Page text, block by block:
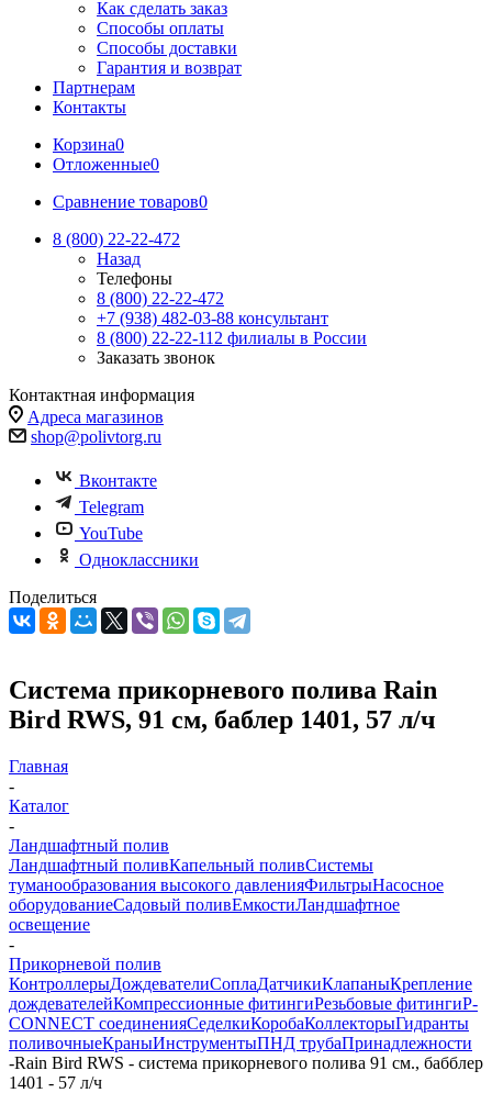
Как сделать заказ
Способы оплаты
Способы доставки
Гарантия и возврат
Партнерам
Контакты
Корзина0
Отложенные0
Сравнение товаров0
8 (800) 22-22-472
Назад
Телефоны
8 (800) 22-22-472
+7 (938) 482-03-88 консультант
8 (800) 22-22-112 филиалы в России
Заказать звонок
Контактная информация
Адреса магазинов
shop@polivtorg.ru
Вконтакте
Telegram
YouTube
Одноклассники
Поделиться
Система прикорневого полива Rain
Bird RWS, 91 см, баблер 1401, 57 л/ч
Главная
-
Каталог
-
Ландшафтный полив
Ландшафтный поливКапельный поливСистемы
туманообразования высокого давленияФильтрыНасосное
оборудованиеСадовый поливЕмкостиЛандшафтное
освещение
-
Прикорневой полив
КонтроллерыДождевателиСоплаДатчикиКлапаныКрепление
дождевателейКомпрессионные фитингиРезьбовые фитингиP-
CONNECT соединенияСеделкиКоробаКоллекторыГидранты
поливочныеКраныИнструментыПНД трубаПринадлежности
-Rain Bird RWS - система прикорневого полива 91 см., бабблер
1401 - 57 л/ч